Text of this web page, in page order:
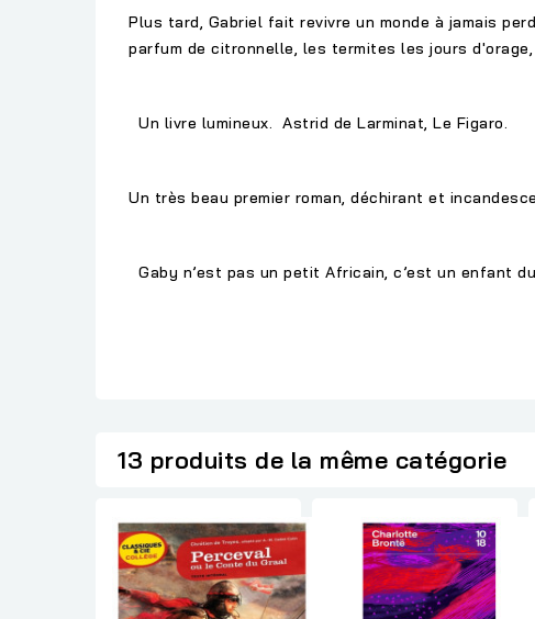
Plus tard, Gabriel fait revivre un monde à jamais
parfum de citronnelle, les termites les jours
Un livre lumineux. Astrid de Larminat, Le Figaro.
Un très beau premier roman, déchirant et
Gaby n’est pas un petit Africain, c’est un enfant
13 produits de la même catégorie